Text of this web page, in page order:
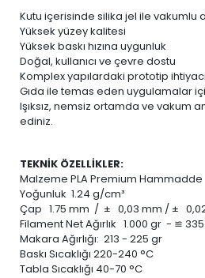
Kutu içerisinde silika jel ile vakumlu
Yüksek yüzey kalitesi
Yüksek baskı hızına uygunluk
Doğal, kullanıcı ve çevre dostu
Komplex yapılardaki prototip
Gıda ile temas eden uygulamalar
Işıksız, nemsiz ortamda ve vakum
ediniz.
TEKNİK ÖZELLİKLER:
Malzeme PLA Premium Hammadde
Yoğunluk 1.24 g/cm³
Çap 1.75 mm / ± 0,03 mm / ±
Filament Net Ağırlık 1.000 gr - ≌
Makara Ağırlığı: 213 - 225 gr
Baskı Sıcaklığı 220-240 °C
Tabla Sıcaklığı 40-70 °C